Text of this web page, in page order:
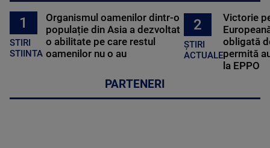
1
STIRI
STIINTA
Organismul oamenilor dintr-o
populație din Asia a dezvoltat
o abilitate pe care restul
oamenilor nu o au
2
ȘTIRI
ACTUALE
Victorie
obligată
permită
la EPPO
PARTENERI